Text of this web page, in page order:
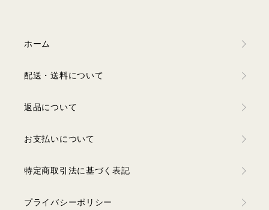
ホーム
配送・送料について
返品について
お支払いについて
特定商取引法に基づく表記
プライバシーポリシー